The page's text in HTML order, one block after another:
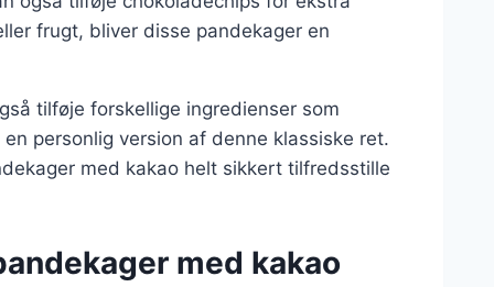
frugt, bliver disse pandekager en
tilføje forskellige ingredienser som
personlig version af denne klassiske ret.
med kakao helt sikkert tilfredsstille
med kakao